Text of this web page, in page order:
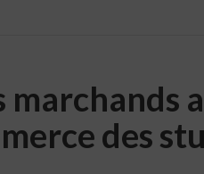
marchands
des